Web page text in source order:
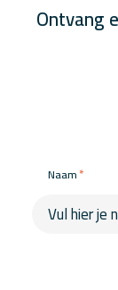
Ontvang
Naam*